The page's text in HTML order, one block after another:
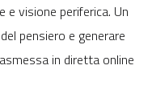
visione periferica. Un
pensiero e generare
in diretta online
in a new window